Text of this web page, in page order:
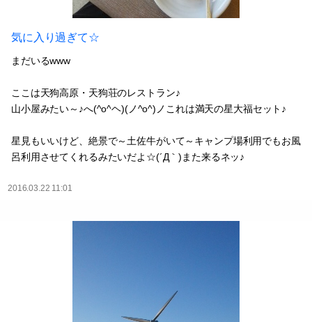
気に入り過ぎて☆
まだいるwww
ここは天狗高原・天狗荘のレストラン♪
山小屋みたい～♪へ(^o^ヘ)(ノ^o^)ノこれは満天の星大福セット♪
星見もいいけど、絶景で～土佐牛がいて～キャンプ場利用でもお風
呂利用させてくれるみたいだよ☆(´Д｀)また来るネッ♪
2016.03.22 11:01